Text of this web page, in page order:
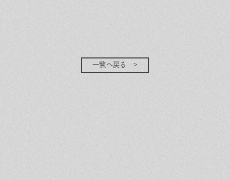
一覧へ戻る